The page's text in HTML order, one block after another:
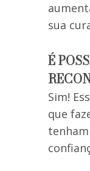
sua
É
Sim!
que